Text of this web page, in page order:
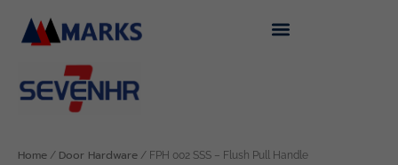
content
Home / Door Hardware / FPH 002 SSS – Flush Pull Handle